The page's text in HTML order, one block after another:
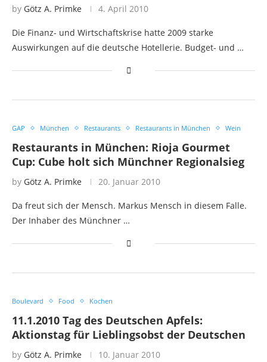
by Götz A. Primke 4. April 2010
Die Finanz- und Wirtschaftskrise hatte 2009 starke
Auswirkungen auf die deutsche Hotellerie. Budget- und …
GAP München Restaurants Restaurants in München Wein
Restaurants in München: Rioja Gourmet
Cup: Cube holt sich Münchner Regionalsieg
by Götz A. Primke 20. Januar 2010
Da freut sich der Mensch. Markus Mensch in diesem Falle.
Der Inhaber des Münchner …
Boulevard Food Kochen
11.1.2010 Tag des Deutschen Apfels:
Aktionstag für Lieblingsobst der Deutschen
by Götz A. Primke 10. Januar 2010